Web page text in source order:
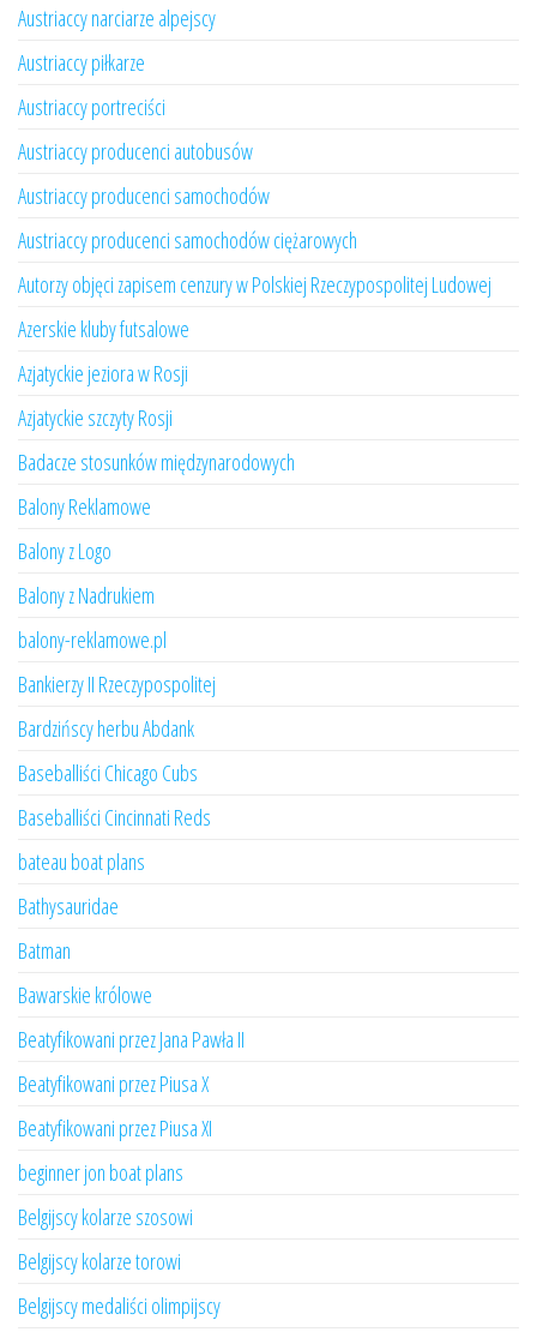
Austriaccy narciarze alpejscy
Austriaccy piłkarze
Austriaccy portreciści
Austriaccy producenci autobusów
Austriaccy producenci samochodów
Austriaccy producenci samochodów ciężarowych
Autorzy objęci zapisem cenzury w Polskiej Rzeczypospolitej Ludowej
Azerskie kluby futsalowe
Azjatyckie jeziora w Rosji
Azjatyckie szczyty Rosji
Badacze stosunków międzynarodowych
Balony Reklamowe
Balony z Logo
Balony z Nadrukiem
balony-reklamowe.pl
Bankierzy II Rzeczypospolitej
Bardzińscy herbu Abdank
Baseballiści Chicago Cubs
Baseballiści Cincinnati Reds
bateau boat plans
Bathysauridae
Batman
Bawarskie królowe
Beatyfikowani przez Jana Pawła II
Beatyfikowani przez Piusa X
Beatyfikowani przez Piusa XI
beginner jon boat plans
Belgijscy kolarze szosowi
Belgijscy kolarze torowi
Belgijscy medaliści olimpijscy